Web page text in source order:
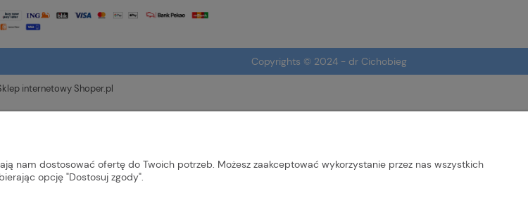
Copyrights © 2024 - dr Cichobieg
internetowy Shoper.pl
nam dostosować ofertę do Twoich potrzeb. Możesz zaakceptować wykorzystanie przez nas wszystkich
opcję "Dostosuj zgody".